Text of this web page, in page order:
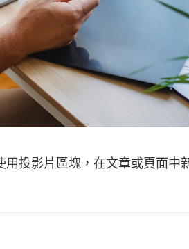
投影片區塊，在文章或頁面中